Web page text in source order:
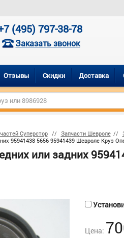
(495) 797-38-78
Заказать звонок
Отзывы Скидки Доставка
Суперстор Запчасти Шевроле
95941438 5656 95941439 Шевроле Круз
или задних
Цена: